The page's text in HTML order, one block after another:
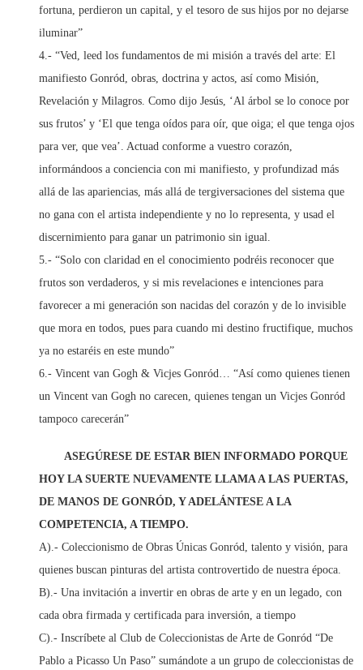
fortuna, perdieron un capital, y el tesoro de sus hijos por no dejarse
iluminar”
4.- “Ved, leed los fundamentos de mi misión a través del arte: El
manifiesto Gonród, obras, doctrina y actos, así como Misión,
Revelación y Milagros. Como dijo Jesús, ‘Al árbol se lo conoce por
sus frutos’ y ‘El que tenga oídos para oír, que oiga; el que tenga ojos
para ver, que vea’. Actuad conforme a vuestro corazón,
informándoos a conciencia con mi manifiesto, y profundizad más
allá de las apariencias, más allá de tergiversaciones del sistema que
no gana con el artista independiente y no lo representa, y usad el
discernimiento para ganar un patrimonio sin igual.
5.- “Solo con claridad en el conocimiento podréis reconocer que
frutos son verdaderos, y si mis revelaciones e intenciones para
favorecer a mi generación son nacidas del corazón y de lo invisible
que mora en todos, pues para cuando mi destino fructifique, muchos
ya no estaréis en este mundo”
6.- Vincent van Gogh & Vicjes Gonród… “Así como quienes tienen
un Vincent van Gogh no carecen, quienes tengan un Vicjes Gonród
tampoco carecerán”
ASEGÚRESE DE ESTAR BIEN INFORMADO PORQUE
HOY LA SUERTE NUEVAMENTE LLAMA A LAS PUERTAS,
DE MANOS DE GONRÓD, Y ADELÁNTESE A LA
COMPETENCIA, A TIEMPO.
A).- Coleccionismo de Obras Únicas Gonród, talento y visión, para
quienes buscan pinturas del artista controvertido de nuestra época.
B).- Una invitación a invertir en obras de arte y en un legado, con
cada obra firmada y certificada para inversión, a tiempo
C).- Inscríbete al Club de Coleccionistas de Arte de Gonród “De
Pablo a Picasso Un Paso” sumándote a un grupo de coleccionistas de